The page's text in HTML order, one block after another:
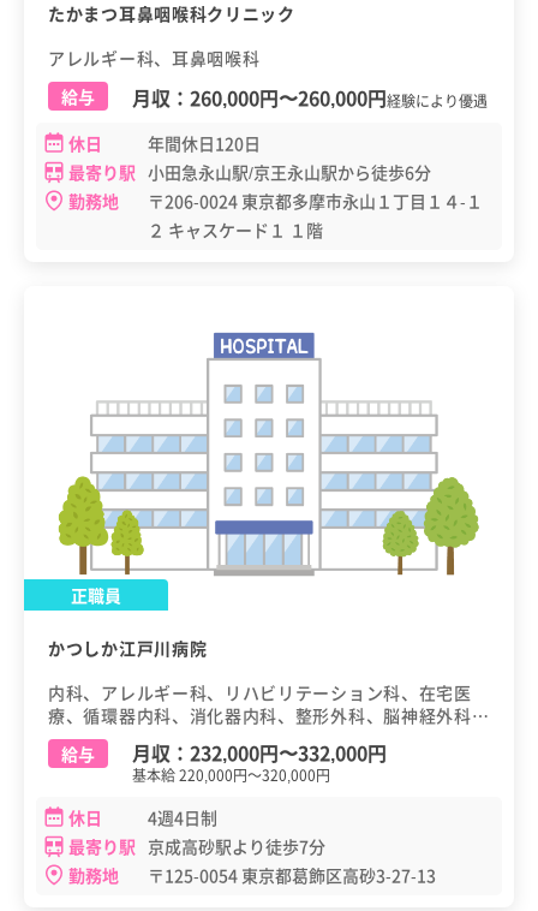
たかまつ耳鼻咽喉科クリニック
アレルギー科、耳鼻咽喉科
給与
月収： 260,000円〜260,000円経験により優遇
休日
年間休日120日
最寄り駅 小田急永山駅/京王永山駅から徒歩6分
勤務地
〒206-0024 東京都多摩市永山１丁目１４-１
２ キャスケード１ １階
正職員
かつしか江戸川病院
内科、アレルギー科、リハビリテーション科、在宅医
療、循環器内科、消化器内科、整形外科、脳神経外科、
泌尿器科、血液内科
給与 月収： 232,000円〜332,000円
基本給 220,000円～320,000円
休日
4週4日制
最寄り駅 京成高砂駅より徒歩7分
勤務地
〒125-0054 東京都葛飾区高砂3-27-13